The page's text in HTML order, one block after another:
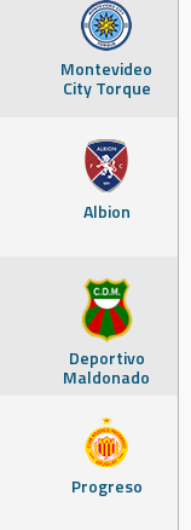
Montevideo
City Torque
Albion
Deportivo
Maldonado
Progreso